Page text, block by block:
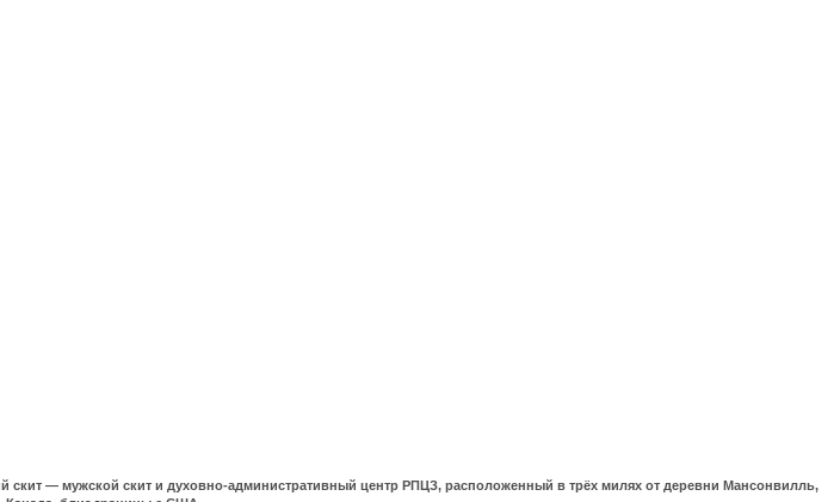
скит — мужской скит и духовно-административный центр РПЦЗ, расположенный в трёх милях от деревни Мансонвилль,